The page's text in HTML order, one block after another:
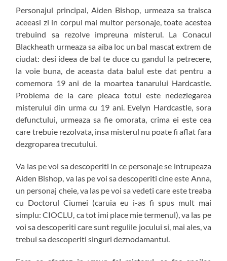
Personajul principal, Aiden Bishop, urmeaza sa traisca
aceeasi zi in corpul mai multor personaje, toate acestea
trebuind sa rezolve impreuna misterul. La Conacul
Blackheath urmeaza sa aiba loc un bal mascat extrem de
ciudat: desi ideea de bal te duce cu gandul la petrecere,
la voie buna, de aceasta data balul este dat pentru a
comemora 19 ani de la moartea tanarului Hardcastle.
Problema de la care pleaca totul este nedezlegarea
misterului din urma cu 19 ani. Evelyn Hardcastle, sora
defunctului, urmeaza sa fie omorata, crima ei este cea
care trebuie rezolvata, insa misterul nu poate fi aflat fara
dezgroparea trecutului.
Va las pe voi sa descoperiti in ce personaje se intrupeaza
Aiden Bishop, va las pe voi sa descoperiti cine este Anna,
un personaj cheie, va las pe voi sa vedeti care este treaba
cu Doctorul Ciumei (caruia eu i-as fi spus mult mai
simplu: CIOCLU, ca tot imi place mie termenul), va las pe
voi sa descoperiti care sunt regulile jocului si, mai ales, va
trebui sa descoperiti singuri deznodamantul.